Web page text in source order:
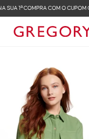
SUA 1ª COMPRA COM O CUPOM